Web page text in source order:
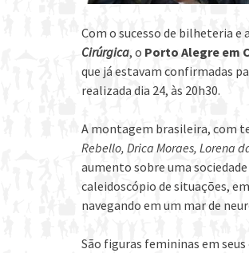
Com o sucesso de bilheteria
Cirúrgica, o Porto Alegre em
que já estavam confirmadas
realizada dia 24, às 20h30.
A montagem brasileira, com
Rebello, Drica Moraes, Lorena
aumento sobre uma
caleidoscópio de situações,
navegando em um mar de
São figuras femininas em